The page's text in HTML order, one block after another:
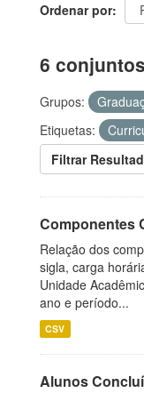
Ordenar por
6
Grupos:
Etiquetas:
Filtrar
Componentes
Relação dos
sigla, carga
Unidade
ano e período...
CSV
Alunos